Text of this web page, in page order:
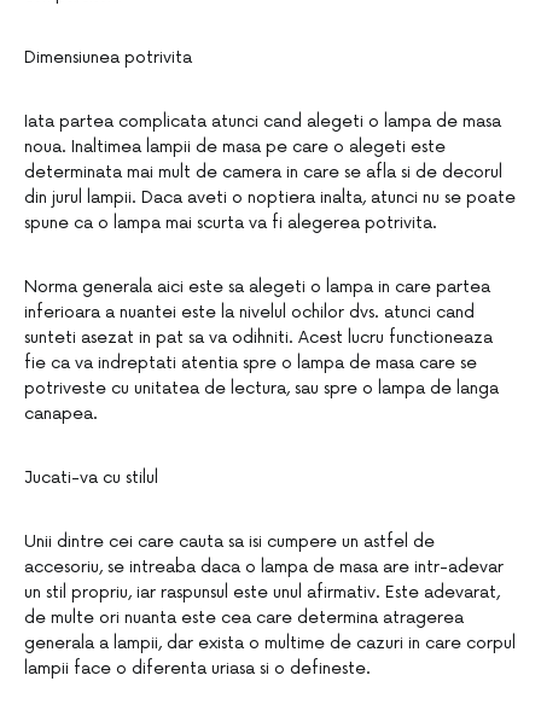
Dimensiunea potrivita
Iata partea complicata atunci cand alegeti o lampa de masa
noua. Inaltimea lampii de masa pe care o alegeti este
determinata mai mult de camera in care se afla si de decorul
din jurul lampii. Daca aveti o noptiera inalta, atunci nu se poate
spune ca o lampa mai scurta va fi alegerea potrivita.
Norma generala aici este sa alegeti o lampa in care partea
inferioara a nuantei este la nivelul ochilor dvs. atunci cand
sunteti asezat in pat sa va odihniti. Acest lucru functioneaza
fie ca va indreptati atentia spre o lampa de masa care se
potriveste cu unitatea de lectura, sau spre o lampa de langa
canapea.
Jucati-va cu stilul
Unii dintre cei care cauta sa isi cumpere un astfel de
accesoriu, se intreaba daca o lampa de masa are intr-adevar
un stil propriu, iar raspunsul este unul afirmativ. Este adevarat,
de multe ori nuanta este cea care determina atragerea
generala a lampii, dar exista o multime de cazuri in care corpul
lampii face o diferenta uriasa si o defineste.